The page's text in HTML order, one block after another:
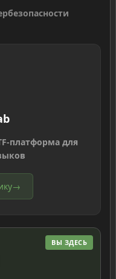
платформа для
→
ВЫ ЗДЕСЬ